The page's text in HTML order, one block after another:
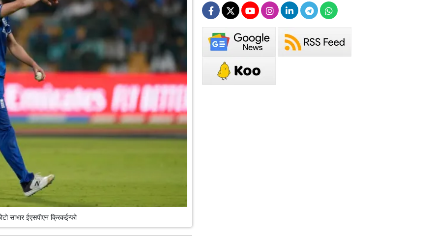
साभार ईएसपीएन क्रिकईन्फो